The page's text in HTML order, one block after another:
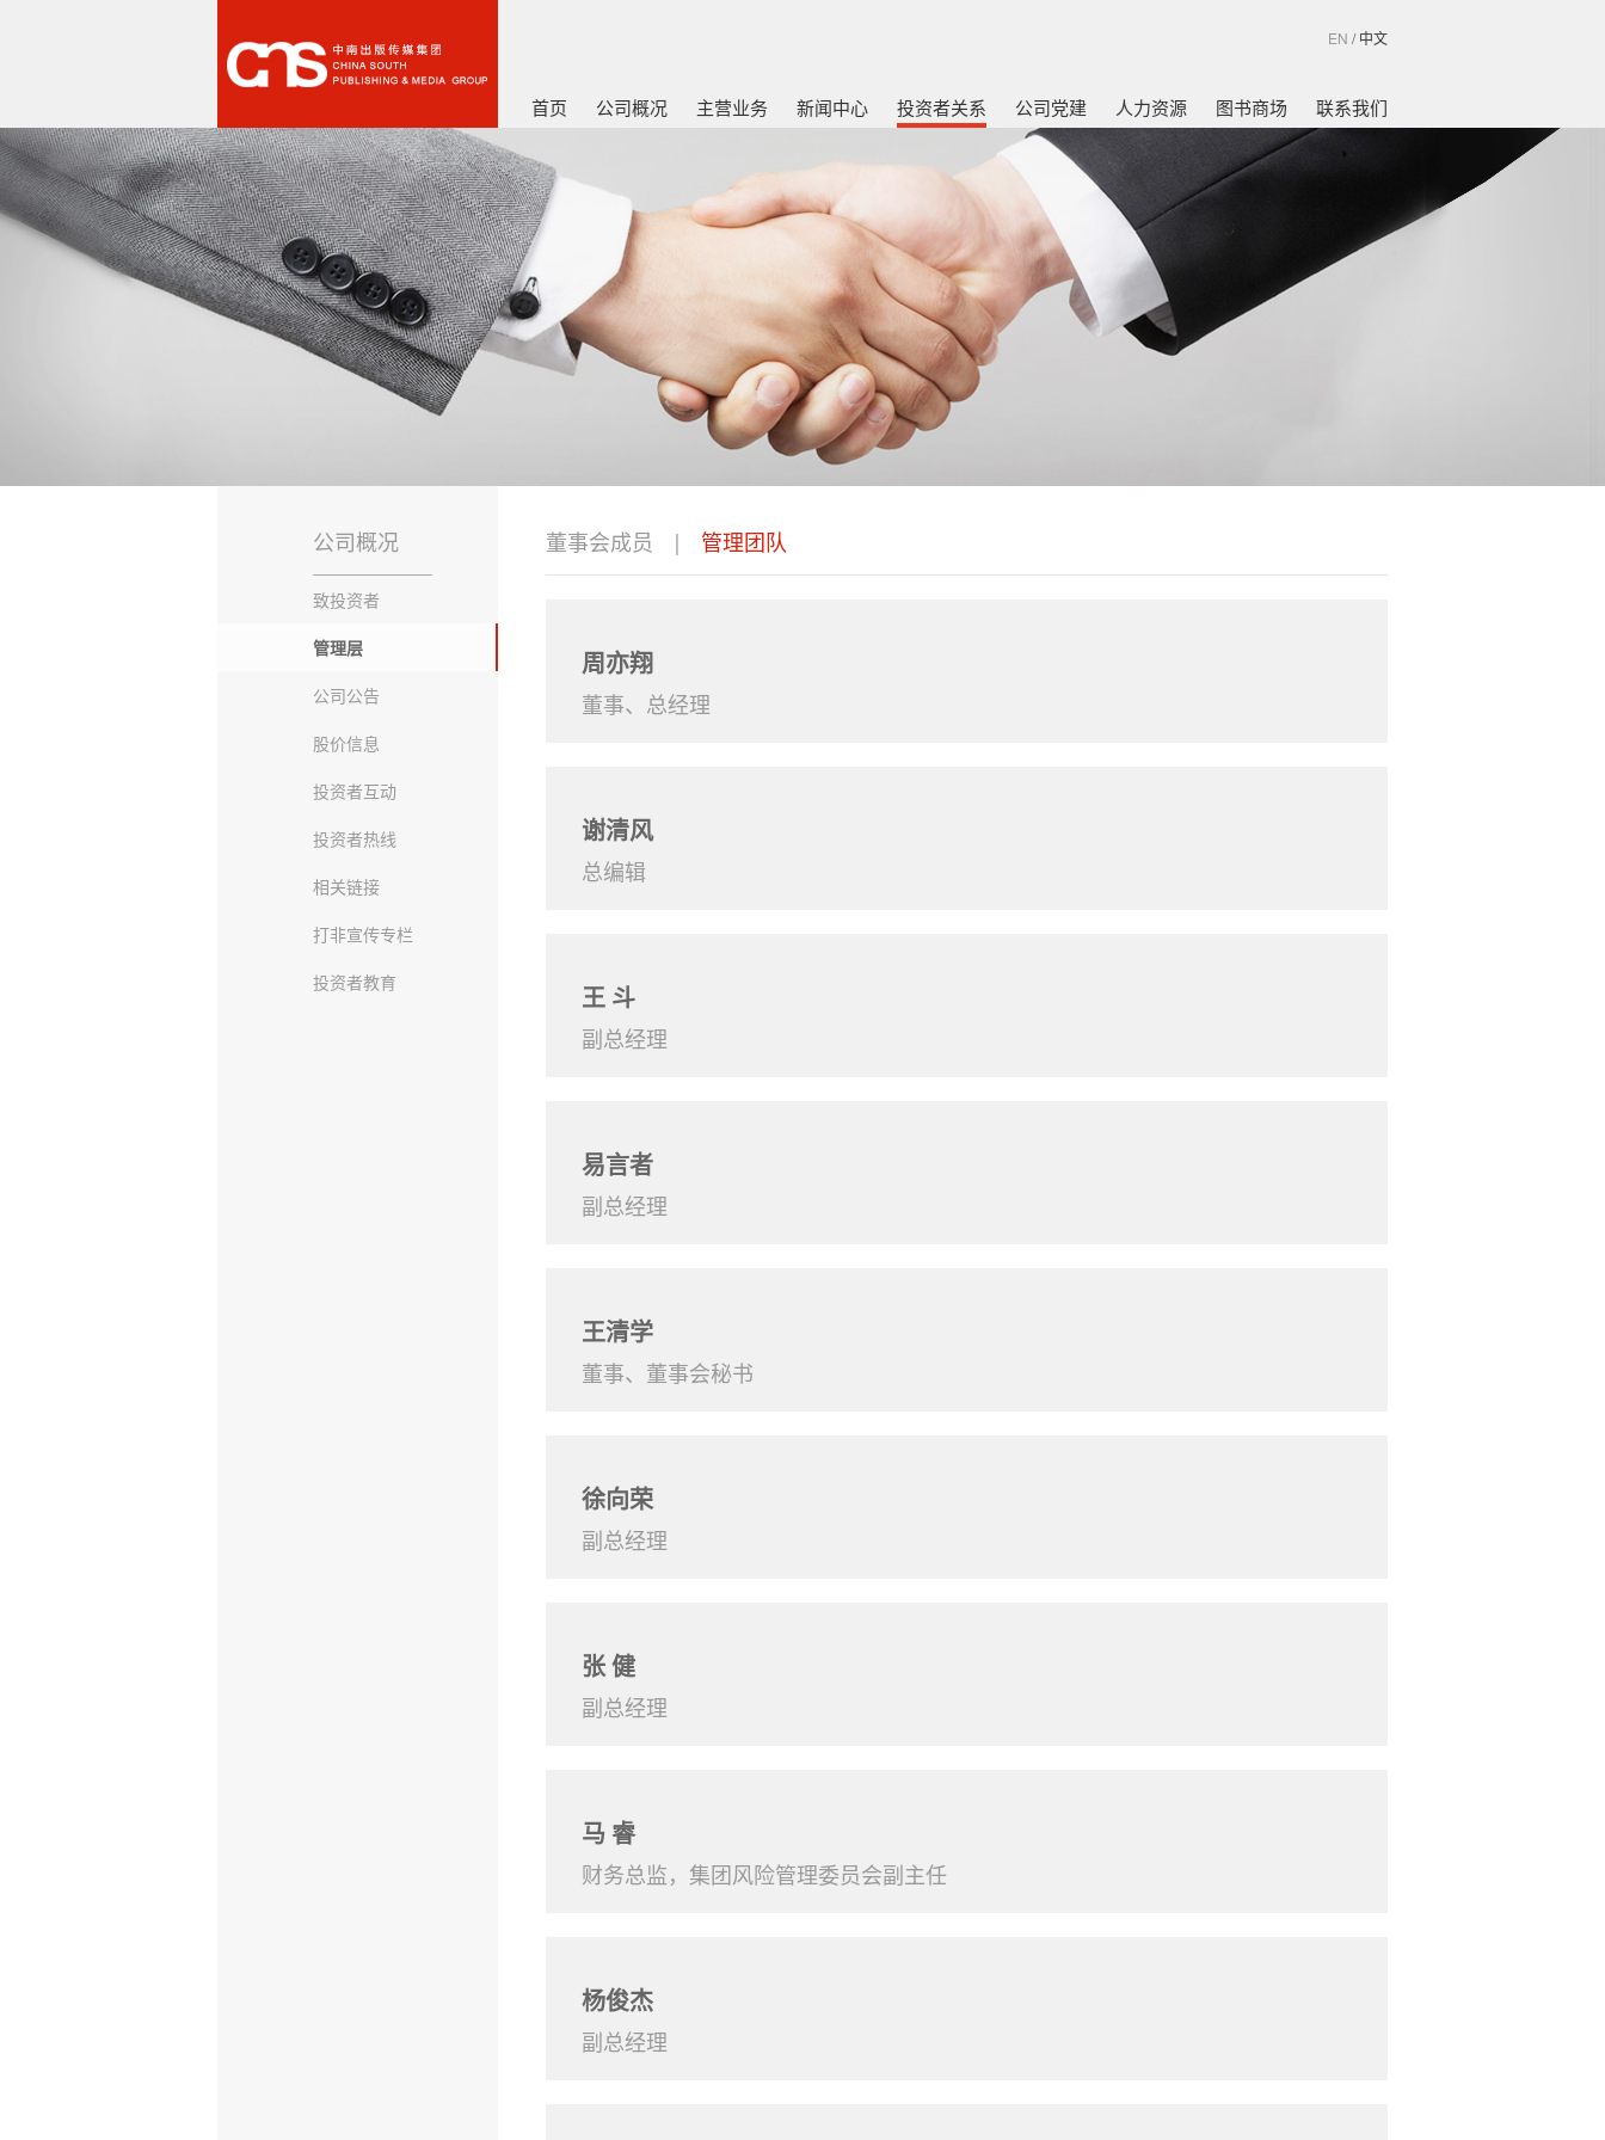
EN /中文
首页 公司概况 主营业务 新闻中心 投资者关系 公司党建 人力资源 图书商场 联系我们
公司概况
致投资者
管理层
公司公告
股价信息
投资者互动
投资者热线
相关链接
打非宣传专栏
投资者教育
董事会成员 | 管理团队
周亦翔
董事、总经理
谢清风
总编辑
王 斗
副总经理
易言者
副总经理
王清学
董事、董事会秘书
徐向荣
副总经理
张 健
副总经理
马 睿
财务总监，集团风险管理委员会副主任
杨俊杰
副总经理